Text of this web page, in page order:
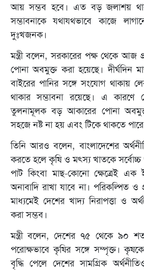
আয় সম্ভব হবে। এত বড় জলাশয়
সম্ভাবনাকে যথাযথভাবে কাজে
দুঃখজনক।
মন্ত্রী বলেন, সরকারের পক্ষ থেকে আজ
পোনা অবমুক্ত করা হয়েছে। দীর্ঘদিন
বাইরের পানির সঙ্গে সংযোগ থাকায়
থাকার সম্ভাবনা রয়েছে। এ কারণে
তুলনামূলক বড় আকারের পোনা
সহজে নষ্ট না হয় এবং টিকে থাকতে
তিনি আরও বলেন, বাংলাদেশের
করতে হলে কৃষি ও মৎস্য খাতকে সর্বোচ্চ
পাট কিংবা মাছ-কোনো ক্ষেত্রেই এক
অনাবাদি রাখা যাবে না। পরিকল্পিত ও
মাধ্যমেই দেশের খাদ্য নিরাপত্তা ও
করা সম্ভব।
মন্ত্রী বলেন, দেশের ৭৫ থেকে ৯০
পরোক্ষভাবে কৃষির সঙ্গে সম্পৃক্ত।
বৃদ্ধি পেলে দেশের সামগ্রিক